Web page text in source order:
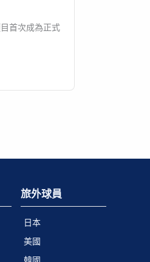
首次成為正式
旅外球員
日本
美國